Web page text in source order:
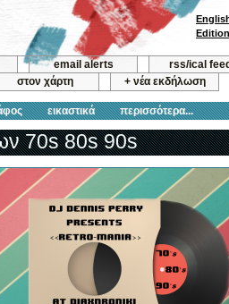
email alerts
rss/ical
στον χάρτη + νέα εκδήλωση
εικαστικά περισσότερα...
Edition
70s 80s 90s